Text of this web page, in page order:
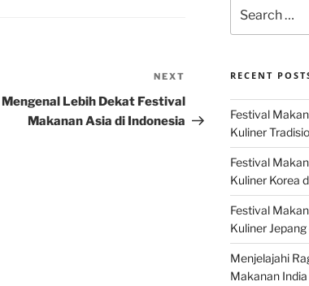
Post
NEXT
Mengenal Lebih Dekat Festival
Makanan Asia di Indonesia
for:
RECENT
Festival
Kuliner
Festival
Kuliner Korea
Festival
Kuliner
Menjelajahi
Makanan